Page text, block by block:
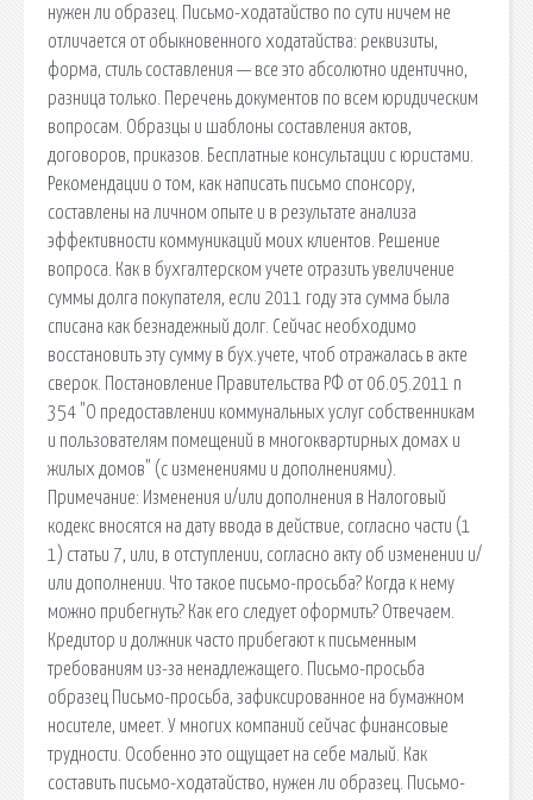
нужен ли образец. Письмо-ходатайство по сути ничем не
отличается от обыкновенного ходатайства: реквизиты,
форма, стиль составления — все это абсолютно идентично,
разница только. Перечень документов по всем юридическим
вопросам. Образцы и шаблоны составления актов,
договоров, приказов. Бесплатные консультации с юристами.
Рекомендации о том, как написать письмо спонсору,
составлены на личном опыте и в результате анализа
эффективности коммуникаций моих клиентов. Решение
вопроса. Как в бухгалтерском учете отразить увеличение
суммы долга покупателя, если 2011 году эта сумма была
списана как безнадежный долг. Сейчас необходимо
восстановить эту сумму в бух.учете, чтоб отражалась в акте
сверок. Постановление Правительства РФ от 06.05.2011 n
354 "О предоставлении коммунальных услуг собственникам
и пользователям помещений в многоквартирных домах и
жилых домов" (с изменениями и дополнениями).
Примечание: Изменения и/или дополнения в Налоговый
кодекс вносятся на дату ввода в действие, согласно части (1
1) статьи 7, или, в отступлении, согласно акту об изменении и/
или дополнении. Что такое письмо-просьба? Когда к нему
можно прибегнуть? Как его следует оформить? Отвечаем.
Кредитор и должник часто прибегают к письменным
требованиям из-за ненадлежащего. Письмо-просьба
образец Письмо-просьба, зафиксированное на бумажном
носителе, имеет. У многих компаний сейчас финансовые
трудности. Особенно это ощущает на себе малый. Как
составить письмо-ходатайство, нужен ли образец. Письмо-